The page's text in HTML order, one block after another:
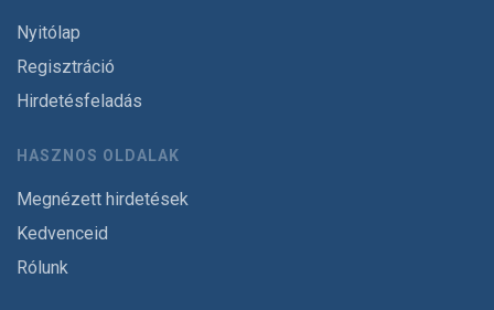
Nyitólap
Regisztráció
Hirdetésfeladás
HASZNOS OLDALAK
Megnézett hirdetések
Kedvenceid
Rólunk